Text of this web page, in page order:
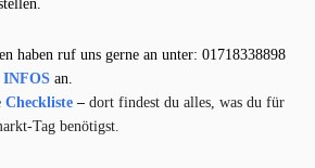
haben ruf uns gerne an unter: 01718338898
INFOS an.
Checkliste – dort findest du alles, was du für
Tag benötigst.